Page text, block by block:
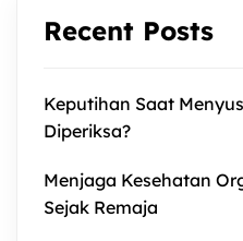
Recent Posts
Keputihan Saat
Diperiksa?
Menjaga Kesehatan
Sejak Remaja